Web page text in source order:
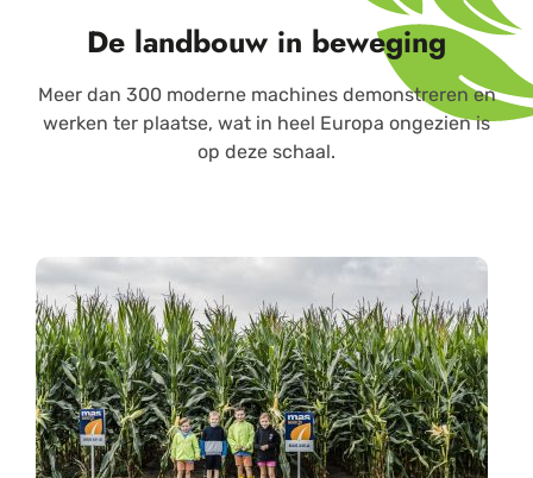
De landbouw in beweging
Meer dan 300 moderne machines demonstreren en
werken ter plaatse, wat in heel Europa ongezien is
op deze schaal.